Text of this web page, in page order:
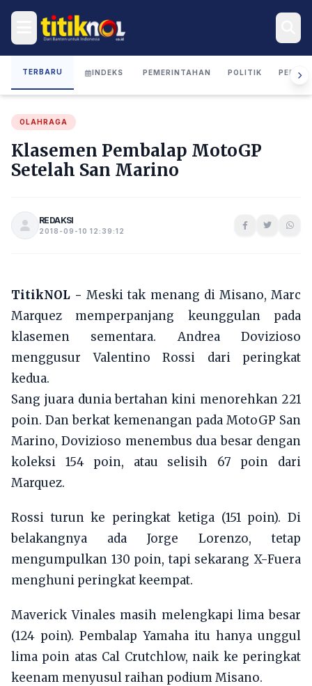
TERBARU INDEKS PEMERINTAHAN POLITIK
OLAHRAGA
Klasemen Pembalap MotoGP
Setelah San Marino
REDAKSI
2018-09-10 12:39:12
TitikNOL - Meski tak menang di Misano, Marc
Marquez memperpanjang keunggulan pada
klasemen sementara. Andrea Dovizioso
menggusur Valentino Rossi dari peringkat
kedua.
Sang juara dunia bertahan kini menorehkan 221
poin. Dan berkat kemenangan pada MotoGP San
Marino, Dovizioso menembus dua besar dengan
koleksi 154 poin, atau selisih 67 poin dari
Marquez.
Rossi turun ke peringkat ketiga (151 poin). Di
belakangnya ada Jorge Lorenzo, tetap
mengumpulkan 130 poin, tapi sekarang X-Fuera
menghuni peringkat keempat.
Maverick Vinales masih melengkapi lima besar
(124 poin). Pembalap Yamaha itu hanya unggul
lima poin atas Cal Crutchlow, naik ke peringkat
keenam menyusul raihan podium Misano.